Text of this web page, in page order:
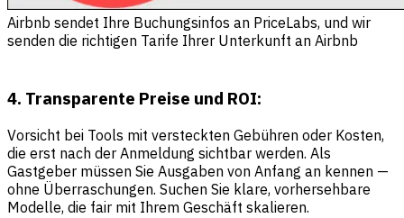
Airbnb sendet Ihre Buchungsinfos an PriceLabs, und wir
senden die richtigen Tarife Ihrer Unterkunft an Airbnb
4. Transparente Preise und ROI:
Vorsicht bei Tools mit versteckten Gebühren oder Kosten,
die erst nach der Anmeldung sichtbar werden. Als
Gastgeber müssen Sie Ausgaben von Anfang an kennen —
ohne Überraschungen. Suchen Sie klare, vorhersehbare
Modelle, die fair mit Ihrem Geschäft skalieren.